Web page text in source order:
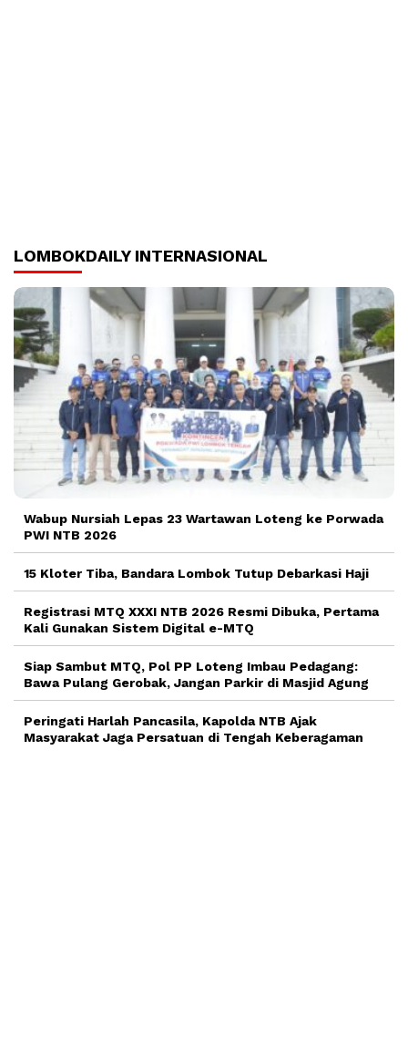
LOMBOKDAILY INTERNASIONAL
Wabup Nursiah Lepas 23 Wartawan Loteng ke Porwada
PWI NTB 2026
15 Kloter Tiba, Bandara Lombok Tutup Debarkasi Haji
Registrasi MTQ XXXI NTB 2026 Resmi Dibuka, Pertama
Kali Gunakan Sistem Digital e-MTQ
Siap Sambut MTQ, Pol PP Loteng Imbau Pedagang:
Bawa Pulang Gerobak, Jangan Parkir di Masjid Agung
Peringati Harlah Pancasila, Kapolda NTB Ajak
Masyarakat Jaga Persatuan di Tengah Keberagaman